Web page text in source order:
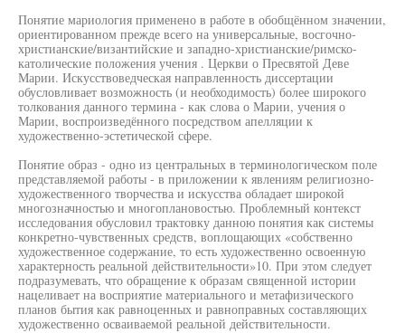
Понятие мариология применено в работе в обобщённом значении,
ориентированном прежде всего на универсальные, восгочно-
христианские/византийские и западно-христианские/римско-
католические положения учения . Церкви о Пресвятой Деве
Марии. Искусствоведческая направленность диссертации
обусловливает возможность (и необходимость) более широкого
толкования данного термина - как слова о Марии, учения о
Марии, воспроизведённого посредством апелляции к
художественно-эстетической сфере.
Понятие образ - одно из центральных в терминологическом поле
представляемой работы - в приложении к явлениям религиозно-
художественного творчества и искусства обладает широкой
многозначностью и многоплановостью. Проблемный контекст
исследования обусловил трактовку данною понятия как системы
конкретно-чувственных средств, воплощающих «собственно
художественное содержание, то есть художественно освоенную
характерность реальной действительности»10. При этом следует
подразумевать, что обращение к образам священной истории
нацеливает на восприятие материального и метафизического
планов бытия как равноценных и равноправных составляющих
художественно осваиваемой реальной действительности.